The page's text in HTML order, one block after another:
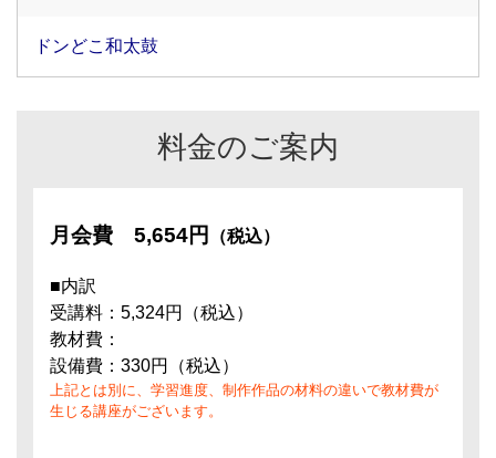
ドンどこ和太鼓
料金のご案内
月会費 5,654円 （税込）
■内訳
受講料：5,324円（税込）
教材費：
設備費：330円（税込）
上記とは別に、学習進度、制作作品の材料の違いで教材費が
生じる講座がございます。